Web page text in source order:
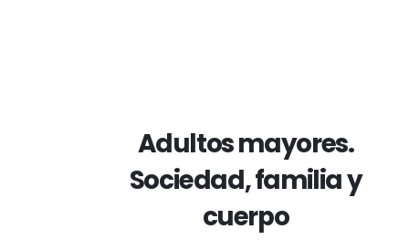
Adultos mayores.
Sociedad, familia y
cuerpo